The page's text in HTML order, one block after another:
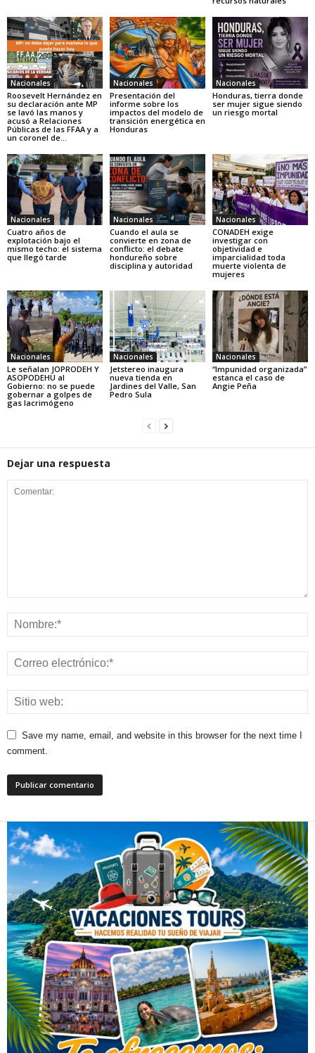
Nacionales
Roosevelt Hernández en
su declaración ante MP
se lavó las manos y
acusó a Relaciones
Públicas de las FFAA y a
un coronel de...
Nacionales
Presentación del
informe sobre los
impactos del modelo de
transición energética en
Honduras
Nacionales
Honduras, tierra donde
ser mujer sigue siendo
un riesgo mortal
Nacionales
Cuatro años de
explotación bajo el
mismo techo: el sistema
que llegó tarde
Nacionales
Cuando el aula se
convierte en zona de
conflicto: el debate
hondureño sobre
disciplina y autoridad
Nacionales
CONADEH exige
investigar con
objetividad e
imparcialidad toda
muerte violenta de
mujeres
Nacionales
Le señalan JOPRODEH Y
ASOPODEHU al
Gobierno: no se puede
gobernar a golpes de
gas lacrimógeno
Nacionales
Jetstereo inaugura
nueva tienda en
Jardines del Valle, San
Pedro Sula
Nacionales
“Impunidad organizada”
estanca el caso de
Angie Peña
Dejar una respuesta
Save my name, email, and website in this browser for the next time I
comment.